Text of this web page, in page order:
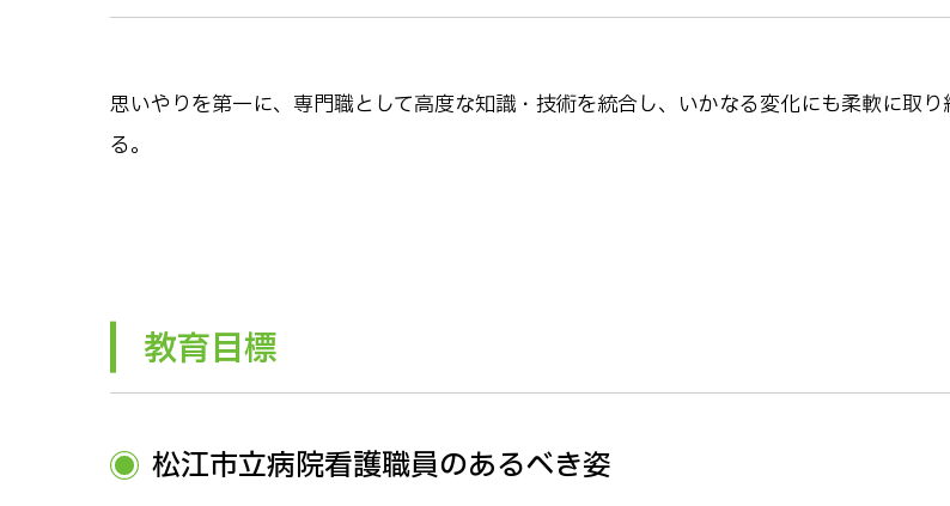
思いやりを第一に、専門職として高度な知識・技術を統合し、いかなる変化にも柔軟に取
る。
教育目標
松江市立病院看護職員のあるべき姿